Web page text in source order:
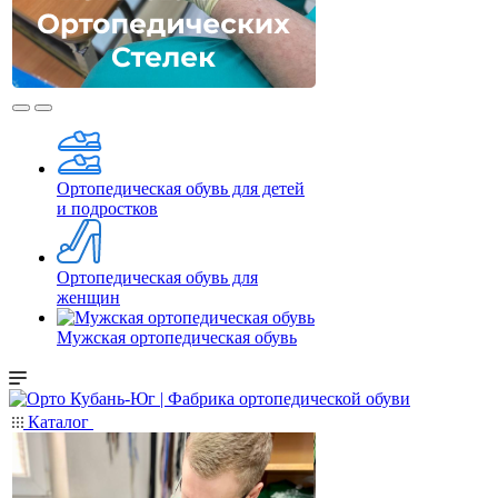
Ортопедическая обувь для детей
и подростков
Ортопедическая обувь для
женщин
Мужская ортопедическая обувь
Каталог